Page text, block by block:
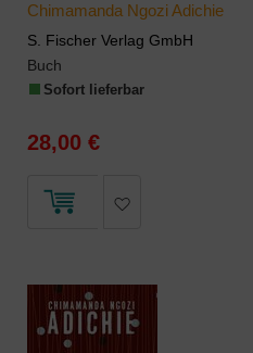
Chimamanda Ngozi Adichie
S. Fischer Verlag GmbH
Buch
Sofort lieferbar
28,00 €